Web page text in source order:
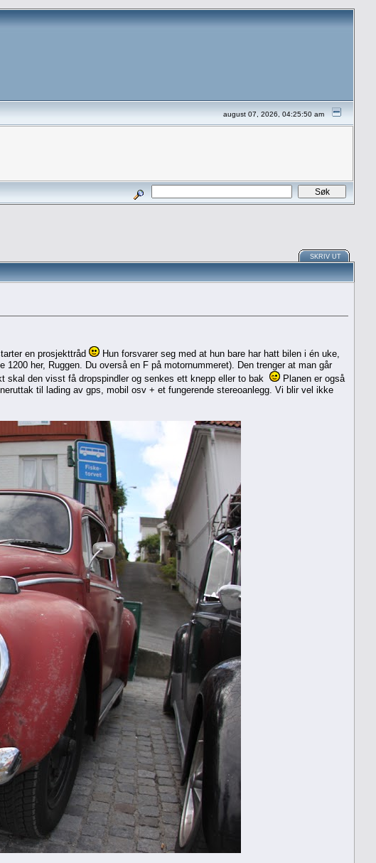
august 07, 2026, 04:25:50 am
SKRIV UT
en prosjekttråd
Hun forsvarer seg med at hun bare har hatt bilen i én uke,
her, Ruggen. Du overså en F på motornummeret). Den trenger at man går
skal den visst få dropspindler og senkes ett knepp eller to bak
Planen er også
til lading av gps, mobil osv + et fungerende stereoanlegg. Vi blir vel ikke